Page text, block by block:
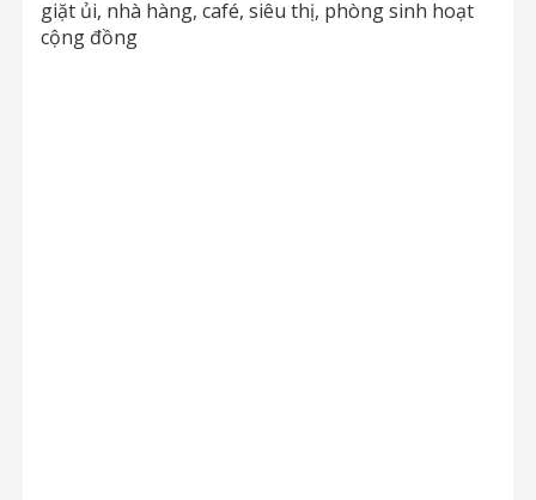
giặt ủi, nhà hàng, café, siêu thị, phòng sinh hoạt
cộng đồng